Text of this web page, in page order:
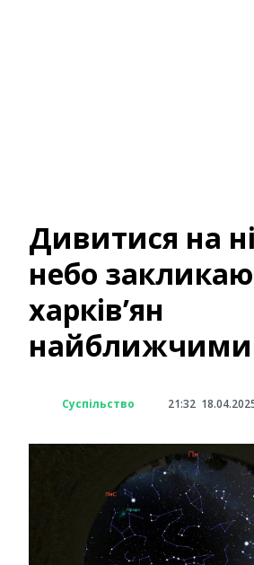
Дивитися на
небо
харків’ян
Суспільство 21:32